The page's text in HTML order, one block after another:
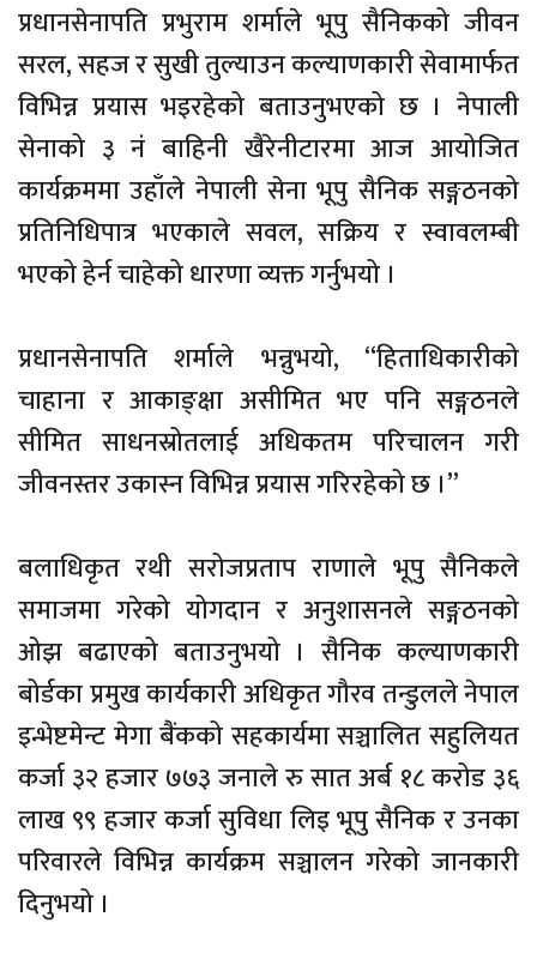
प्रधानसेनापति प्रभुराम शर्माले भूपु सैनिकको जीवन
सरल, सहज र सुखी तुल्याउन कल्याणकारी सेवामार्फत
विभिन्न प्रयास भइरहेको बताउनुभएको छ । नेपाली
सेनाको ३ नं बाहिनी खैरेनीटारमा आज आयोजित
कार्यक्रममा उहाँले नेपाली सेना भूपु सैनिक सङ्गठनको
प्रतिनिधिपात्र भएकाले सवल, सक्रिय र स्वावलम्बी
भएको हेर्न चाहेको धारणा व्यक्त गर्नुभयो ।
प्रधानसेनापति शर्माले भन्नुभयो, “हिताधिकारीको
चाहाना र आकाङ्क्षा असीमित भए पनि सङ्गठनले
सीमित साधनस्रोतलाई अधिकतम परिचालन गरी
जीवनस्तर उकास्न विभिन्न प्रयास गरिरहेको छ ।”
बलाधिकृत रथी सरोजप्रताप राणाले भूपु सैनिकले
समाजमा गरेको योगदान र अनुशासनले सङ्गठनको
ओझ बढाएको बताउनुभयो । सैनिक कल्याणकारी
बोर्डका प्रमुख कार्यकारी अधिकृत गौरव तन्डुलले नेपाल
इन्भेष्टमेन्ट मेगा बैंकको सहकार्यमा सञ्चालित सहुलियत
कर्जा ३२ हजार ७७३ जनाले रु सात अर्ब १८ करोड ३६
लाख ९९ हजार कर्जा सुविधा लिइ भूपु सैनिक र उनका
परिवारले विभिन्न कार्यक्रम सञ्चालन गरेको जानकारी
दिनुभयो ।